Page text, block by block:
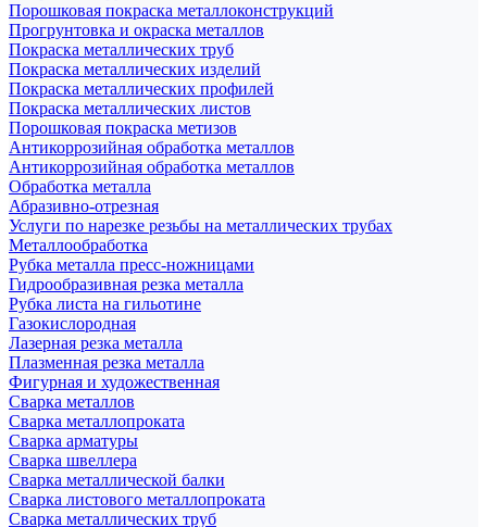
Порошковая покраска металлоконструкций
Прогрунтовка и окраска металлов
Покраска металлических труб
Покраска металлических изделий
Покраска металлических профилей
Покраска металлических листов
Порошковая покраска метизов
Антикоррозийная обработка металлов
Антикоррозийная обработка металлов
Обработка металла
Абразивно-отрезная
Услуги по нарезке резьбы на металлических трубах
Металлообработка
Рубка металла пресс-ножницами
Гидрообразивная резка металла
Рубка листа на гильотине
Газокислородная
Лазерная резка металла
Плазменная резка металла
Фигурная и художественная
Сварка металлов
Сварка металлопроката
Сварка арматуры
Сварка швеллера
Сварка металлической балки
Сварка листового металлопроката
Сварка металлических труб